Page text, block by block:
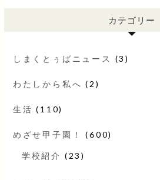
カテゴリー
しまくとぅばニュース (3)
わたしから私へ (2)
生活 (110)
めざせ甲子園！ (600)
学校紹介 (23)